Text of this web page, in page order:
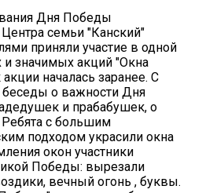
Дня Победы
семьи "Канский"
приняли участие в одной
и значимых акций "Окна
началась заранее. С
беседы о важности Дня
и прабабушек, о
Ребята с большим
подходом украсили окна
окон участники
Победы: вырезали
вечный огонь , буквы.